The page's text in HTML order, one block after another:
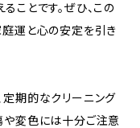
ことです。ぜひ、この
庭運と心の安定を引き
定期的なクリーニング
や変色には十分ご注意